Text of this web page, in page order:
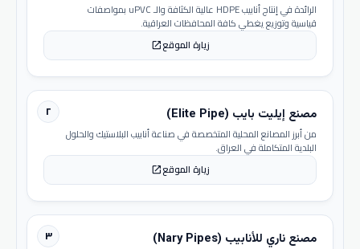
الرائدة في إنتاج أنابيب HDPE عالية الكثافة والـ uPVC بمواصفات
قياسية وتوزيع يغطي كافة المحافظات العراقية.
زيارة الموقعopen_in_new
٢ مصنع إيليت بايب (Elite Pipe)
من أبرز المصانع المحلية المتخصصة في صناعة أنابيب البلاستيك والحلول
البلدية المتكاملة في العراق.
زيارة الموقعopen_in_new
٣ مصنع ناري للأنابيب (Nary Pipes)